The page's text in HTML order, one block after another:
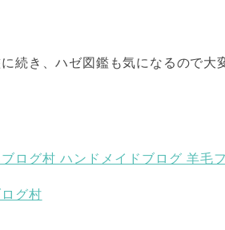
続き、ハゼ図鑑も気になるので大
グ村